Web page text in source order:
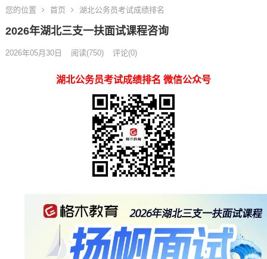
您的位置 首页 湖北公务员考试成绩排名
2026年湖北三支一扶面试课程咨询
2026年05月30日 阅读(750) 评论(0)
湖北公务员考试成绩排名 微信公众号